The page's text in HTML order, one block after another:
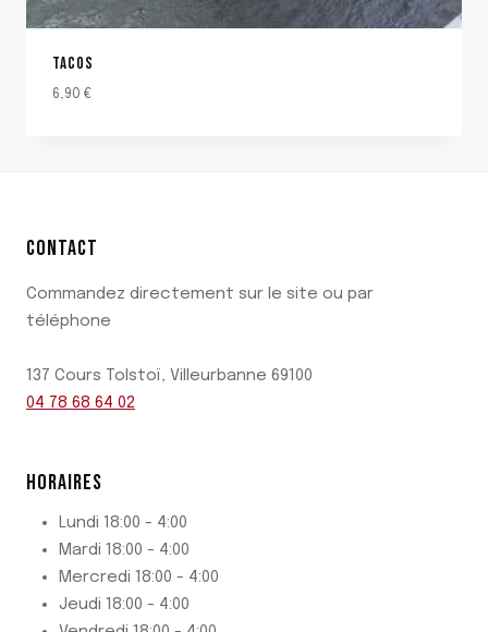
TACOS
6,90 €
CONTACT
Commandez directement sur le site ou par
téléphone
137 Cours Tolstoï, Villeurbanne 69100
04 78 68 64 02
HORAIRES
Lundi 18:00 - 4:00
Mardi 18:00 - 4:00
Mercredi 18:00 - 4:00
Jeudi 18:00 - 4:00